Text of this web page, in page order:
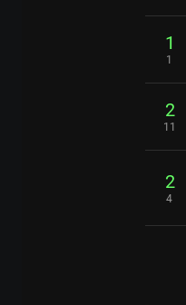
1
1
2
11
2
4